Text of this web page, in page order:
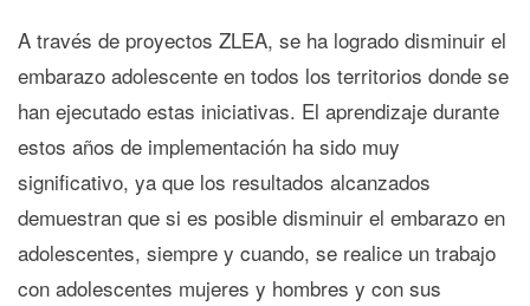
A través de proyectos ZLEA, se ha logrado disminuir el
embarazo adolescente en todos los territorios donde se
han ejecutado estas iniciativas. El aprendizaje durante
estos años de implementación ha sido muy
significativo, ya que los resultados alcanzados
demuestran que si es posible disminuir el embarazo en
adolescentes, siempre y cuando, se realice un trabajo
con adolescentes mujeres y hombres y con sus